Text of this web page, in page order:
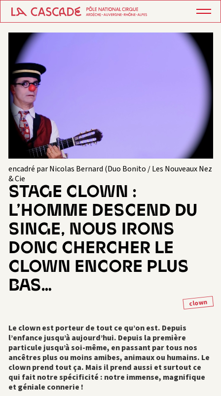
encadré par Nicolas Bernard (Duo Bonito / Les Nouveaux Nez
& Cie
STAGE CLOWN :
L’HOMME DESCEND DU
SINGE, NOUS IRONS
DONC CHERCHER LE
CLOWN ENCORE PLUS
BAS…
clown
Le clown est porteur de tout ce qu’on est. Depuis
l’enfance jusqu’à aujourd’hui. Depuis la première
particule jusqu’à soi-même, en passant par tous nos
ancêtres plus ou moins amibes, animaux ou humains. Le
clown prend tout ça. Mais il prend aussi et surtout ce
qui fait notre spécificité : notre immense, magnifique
et géniale connerie !